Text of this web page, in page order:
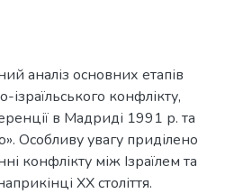
аналіз основних етапів
конфлікту,
в Мадриді 1991 р. та
Особливу увагу приділено
конфлікту між Iзраїлем та
XX століття.